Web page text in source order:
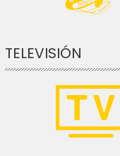
TELEVISIÓN